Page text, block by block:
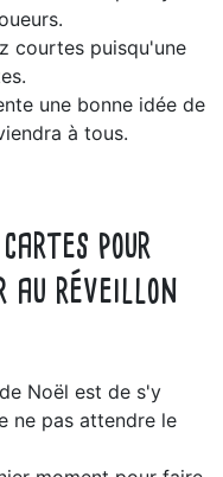
courtes puisqu'une
une bonne idée de
à tous.
pour
au réveillon
Noël est de s'y
ne pas attendre le